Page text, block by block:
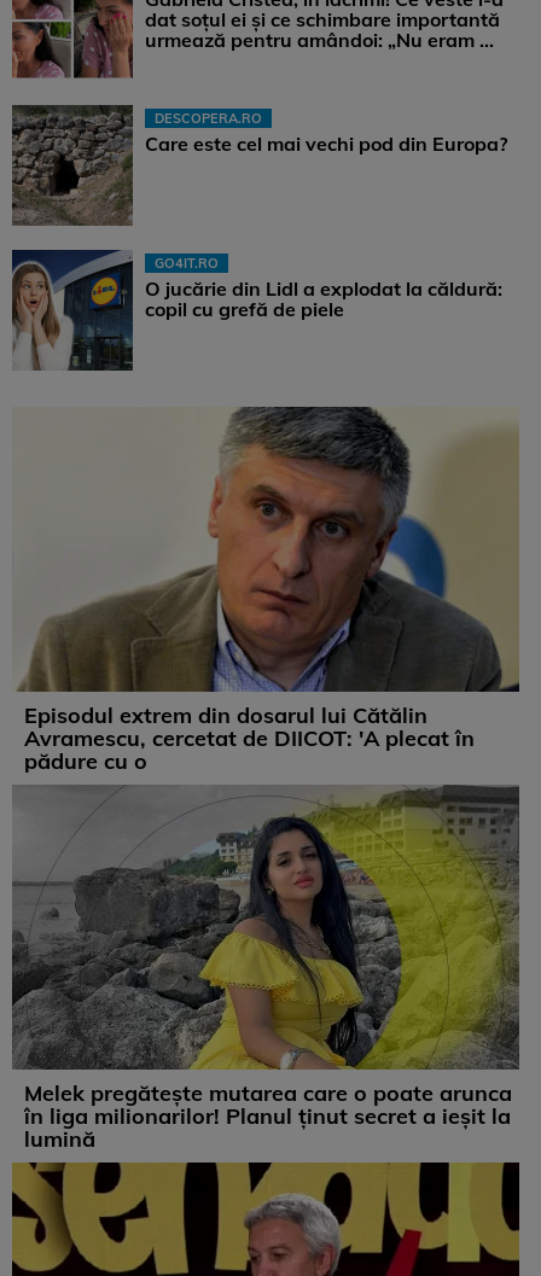
dat soțul ei și ce schimbare importantă
urmează pentru amândoi: „Nu eram ...
DESCOPERA.RO
Care este cel mai vechi pod din Europa?
GO4IT.RO
O jucărie din Lidl a explodat la căldură:
copil cu grefă de piele
Episodul extrem din dosarul lui Cătălin
Avramescu, cercetat de DIICOT: 'A plecat în
pădure cu o
Melek pregătește mutarea care o poate arunca
în liga milionarilor! Planul ținut secret a ieșit la
lumină